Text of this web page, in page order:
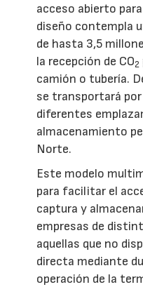
acceso abierto
diseño contempla
de hasta 3,5
la recepción de CO2
camión o tubería.
se transportará
diferentes
almacenamiento
Norte.
Este modelo
para facilitar el
captura y
empresas de
aquellas que no
directa mediante
operación de la